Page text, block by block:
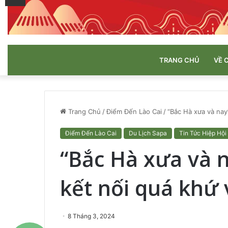
TRANG CHỦ VỀ
Trang Chủ /Điểm Đến Lào Cai /“Bắc Hà xưa và
Điểm Đến Lào Cai Du Lịch Sapa Tin Tức Hiệp Hội
“Bắc Hà xưa và
kết nối quá khứ
8 Tháng 3, 2024